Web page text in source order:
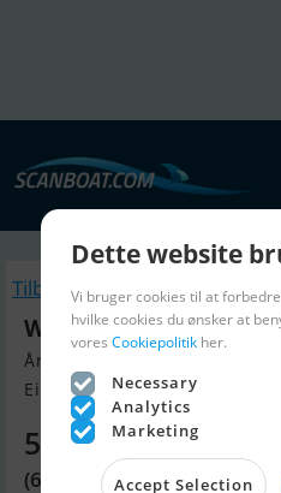
Tilbage
Werftbau P-
Årgang 1977, Sejlbåd til salg
Eilenburg, Tyskland
51.510 DKK
(6.900 EUR)
Dette website
Vi bruger cookies til at
hvilke cookies du ønsker at
vores Cookiepolitik her.
Necessary
Analytics
Marketing
Accept Selection